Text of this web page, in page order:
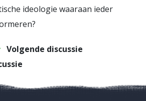
ideologie waaraan ieder
Volgende discussie